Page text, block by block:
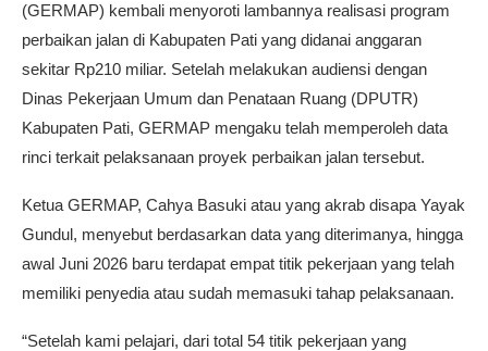
(GERMAP) kembali menyoroti lambannya realisasi program
perbaikan jalan di Kabupaten Pati yang didanai anggaran
sekitar Rp210 miliar. Setelah melakukan audiensi dengan
Dinas Pekerjaan Umum dan Penataan Ruang (DPUTR)
Kabupaten Pati, GERMAP mengaku telah memperoleh data
rinci terkait pelaksanaan proyek perbaikan jalan tersebut.
Ketua GERMAP, Cahya Basuki atau yang akrab disapa Yayak
Gundul, menyebut berdasarkan data yang diterimanya, hingga
awal Juni 2026 baru terdapat empat titik pekerjaan yang telah
memiliki penyedia atau sudah memasuki tahap pelaksanaan.
“Setelah kami pelajari, dari total 54 titik pekerjaan yang